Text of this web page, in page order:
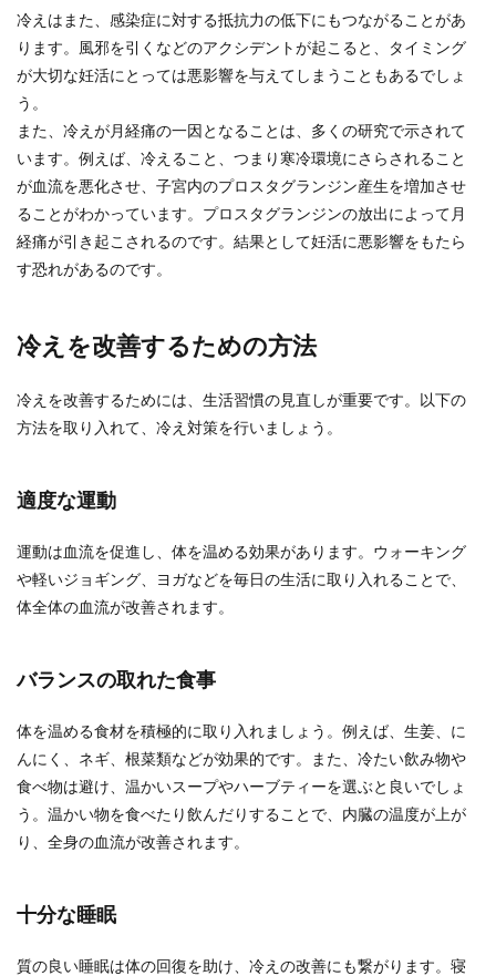
冷えはまた、感染症に対する抵抗力の低下にもつながることがあ
ります。風邪を引くなどのアクシデントが起こると、タイミング
が大切な妊活にとっては悪影響を与えてしまうこともあるでしょ
う。
また、冷えが月経痛の一因となることは、多くの研究で示されて
います。例えば、冷えること、つまり寒冷環境にさらされること
が血流を悪化させ、子宮内のプロスタグランジン産生を増加させ
ることがわかっています。プロスタグランジンの放出によって月
経痛が引き起こされるのです。結果として妊活に悪影響をもたら
す恐れがあるのです。
冷えを改善するための方法
冷えを改善するためには、生活習慣の見直しが重要です。以下の
方法を取り入れて、冷え対策を行いましょう。
適度な運動
運動は血流を促進し、体を温める効果があります。ウォーキング
や軽いジョギング、ヨガなどを毎日の生活に取り入れることで、
体全体の血流が改善されます。
バランスの取れた食事
体を温める食材を積極的に取り入れましょう。例えば、生姜、に
んにく、ネギ、根菜類などが効果的です。また、冷たい飲み物や
食べ物は避け、温かいスープやハーブティーを選ぶと良いでしょ
う。温かい物を食べたり飲んだりすることで、内臓の温度が上が
り、全身の血流が改善されます。
十分な睡眠
質の良い睡眠は体の回復を助け、冷えの改善にも繋がります。寝